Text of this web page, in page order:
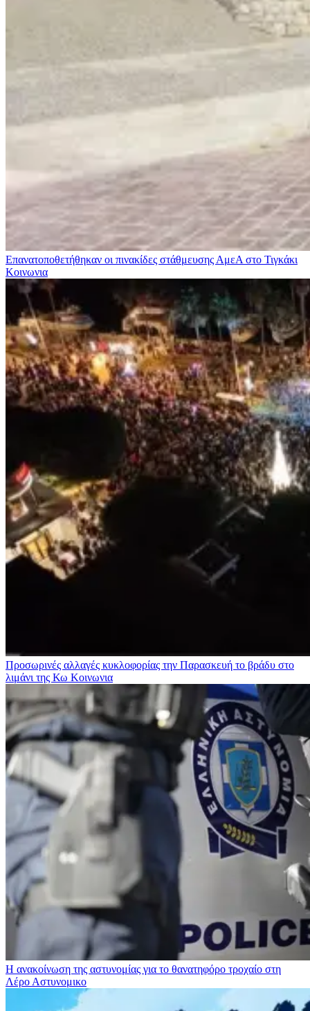
Επανατοποθετήθηκαν οι πινακίδες στάθμευσης ΑμεΑ στο Τιγκάκι
Κοινωνια
Προσωρινές αλλαγές κυκλοφορίας την Παρασκευή το βράδυ στο
λιμάνι της Κω Κοινωνια
Η ανακοίνωση της αστυνομίας για το θανατηφόρο τροχαίο στη
Λέρο Αστυνομικο